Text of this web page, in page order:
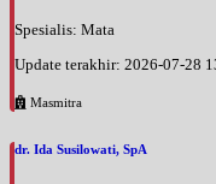
Spesialis: Mata
Update terakhir: 2026-07-28
Masmitra
dr. Ida Susilowati, SpA